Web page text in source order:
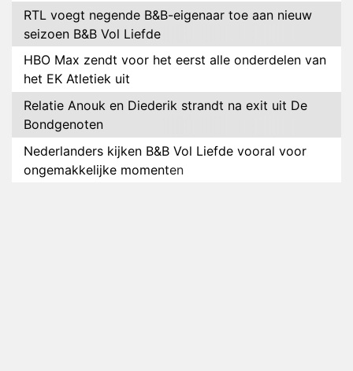
RTL voegt negende B&B-eigenaar toe aan nieuw
seizoen B&B Vol Liefde
HBO Max zendt voor het eerst alle onderdelen van
het EK Atletiek uit
Relatie Anouk en Diederik strandt na exit uit De
Bondgenoten
Nederlanders kijken B&B Vol Liefde vooral voor
ongemakkelijke momenten